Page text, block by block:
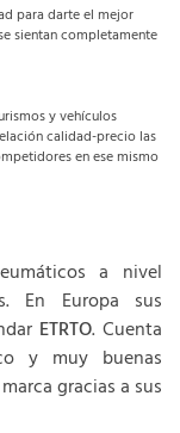
para darte el mejor
sientan completamente
y vehículos
calidad-precio las
en ese mismo
a nivel
En Europa sus
ETRTO. Cuenta
y muy buenas
gracias a sus